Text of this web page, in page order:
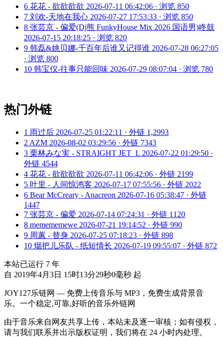
6 花花 - 欲欲欲欲 2026-07-11 06:42:06 · 浏览 850
7 刘欢-天地在我心 2026-07-27 17:53:33 · 浏览 850
8 张芸京 - 偏爱(Dj熊 FunkyHouse Mix 2026 国语男)咚鼓
2026-07-15 20:18:25 · 浏览 820
9 韩磊&姚贝娜-千百年后谁又记得谁 2026-07-28 06:27:05
· 浏览 800
10 韩宝仪-往事只能回味 2026-07-29 08:07:04 · 浏览 780
热门外链
1 雨过后 2026-07-25 01:22:11 · 外链 1,2993
2 AZM 2026-08-02 03:29:56 · 外链 7343
3 栗林みな実 - STRAIGHT JET_L 2026-07-22 01:29:50 ·
外链 4544
4 花花 - 欲欲欲欲 2026-07-11 06:42:06 · 外链 2199
5 叶里 - 人间惊鸿客 2026-07-17 07:55:56 · 外链 2022
6 Bear McCreary - Anacreon 2026-07-16 05:38:47 · 外链
1447
7 张芸京 - 偏爱 2026-07-14 07:24:31 · 外链 1120
8 memememewe 2026-07-21 19:14:52 · 外链 990
9 周蕙 - 替身 2026-07-25 07:18:23 · 外链 898
10 烟把儿乐队 - 纸短情长 2026-07-19 09:55:07 · 外链 872
本站已运行 7 年
自 2019年4月3日 15时13分29秒0毫秒 起
JOY127乐链网 — 免费上传音乐与 MP3，免费生成背景音
乐。一个稳定,可靠,好听的音乐外链网
由于音乐来自网友共享上传，本站未及逐一审核；如有侵权，
请与我们联系并出示版权证明，我们将在 24 小时内处理。